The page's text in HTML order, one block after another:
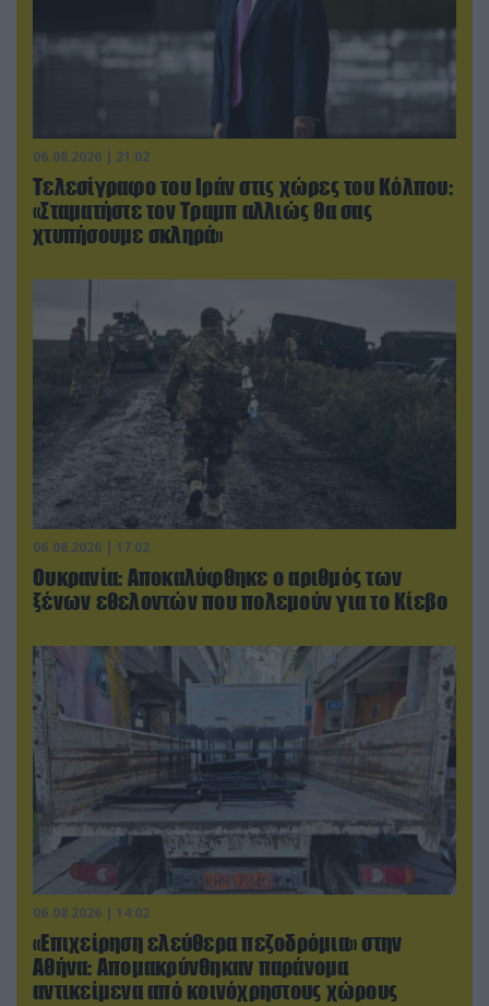
06.08.2026 | 21:02
Τελεσίγραφο του Ιράν στις χώρες του Κόλπου:
«Σταματήστε τον Τραμπ αλλιώς θα σας
χτυπήσουμε σκληρά»
06.08.2026 | 17:02
Ουκρανία: Αποκαλύφθηκε ο αριθμός των
ξένων εθελοντών που πολεμούν για το Κίεβο
06.08.2026 | 14:02
«Επιχείρηση ελεύθερα πεζοδρόμια» στην
Αθήνα: Απομακρύνθηκαν παράνομα
αντικείμενα από κοινόχρηστους χώρους